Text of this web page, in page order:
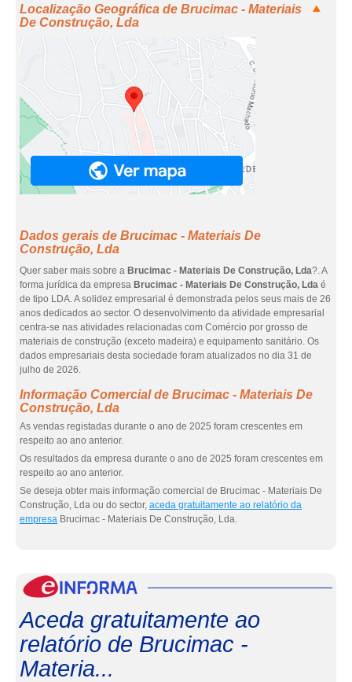
Localização Geográfica de Brucimac - Materiais
De Construção, Lda
Dados gerais de Brucimac - Materiais De
Construção, Lda
Quer saber mais sobre a Brucimac - Materiais De Construção, Lda?. A
forma jurídica da empresa Brucimac - Materiais De Construção, Lda é
de tipo LDA. A solidez empresarial é demonstrada pelos seus mais de 26
anos dedicados ao sector. O desenvolvimento da atividade empresarial
centra-se nas atividades relacionadas com Comércio por grosso de
materiais de construção (exceto madeira) e equipamento sanitário. Os
dados empresariais desta sociedade foram atualizados no dia 31 de
julho de 2026.
Informação Comercial de Brucimac - Materiais De
Construção, Lda
As vendas registadas durante o ano de 2025 foram crescentes em
respeito ao ano anterior.
Os resultados da empresa durante o ano de 2025 foram crescentes em
respeito ao ano anterior.
Se deseja obter mais informação comercial de Brucimac - Materiais De
Construção, Lda ou do sector, aceda gratuitamente ao relatório da
empresa Brucimac - Materiais De Construção, Lda.
Aceda gratuitamente ao
relatório de Brucimac -
Materia...